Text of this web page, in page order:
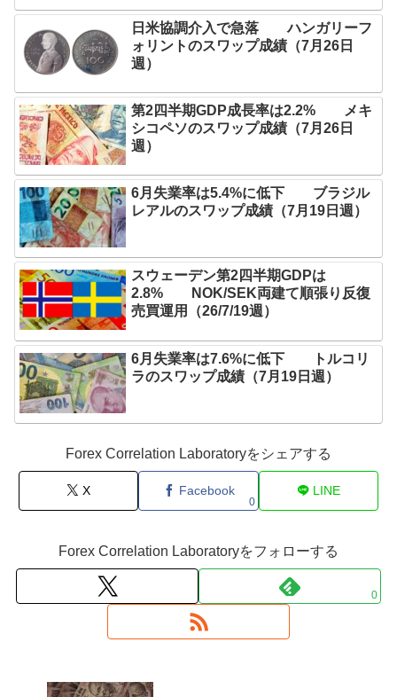
日米協調介入で急落 ハンガリーフ
ォリントのスワップ成績（7月26日
週）
第2四半期GDP成長率は2.2% メキ
シコペソのスワップ成績（7月26日
週）
6月失業率は5.4%に低下 ブラジル
レアルのスワップ成績（7月19日週）
スウェーデン第2四半期GDPは
2.8% NOK/SEK両建て順張り反復
売買運用（26/7/19週）
6月失業率は7.6%に低下 トルコリ
ラのスワップ成績（7月19日週）
Forex Correlation Laboratoryをシェアする
X Facebook
0
LINE
Forex Correlation Laboratoryをフォローする
0